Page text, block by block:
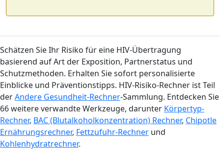
Schätzen Sie Ihr Risiko für eine HIV-Übertragung
basierend auf Art der Exposition, Partnerstatus und
Schutzmethoden. Erhalten Sie sofort personalisierte
Einblicke und Präventionstipps. HIV-Risiko-Rechner ist Teil
derAndere Gesundheit-Rechner-Sammlung. Entdecken Sie
66 weitere verwandte Werkzeuge, darunter Körpertyp-
Rechner, BAC (Blutalkoholkonzentration) Rechner, Chipotle
Ernährungsrechner, Fettzufuhr-Rechner und
Kohlenhydratrechner.